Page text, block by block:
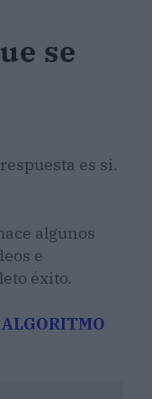
se
es si.
algunos
e
éxito.